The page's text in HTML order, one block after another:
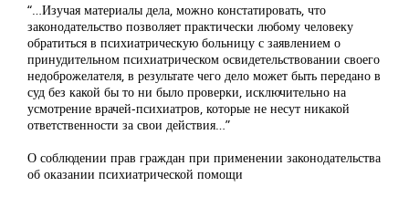
“…Изучая материалы дела, можно констатировать, что
законодательство позволяет практически любому человеку
обратиться в психиатрическую больницу с заявлением о
принудительном психиатрическом освидетельствовании своего
недоброжелателя, в результате чего дело может быть передано в
суд без какой бы то ни было проверки, исключительно на
усмотрение врачей-психиатров, которые не несут никакой
ответственности за свои действия…”
О соблюдении прав граждан при применении законодательства
об оказании психиатрической помощи